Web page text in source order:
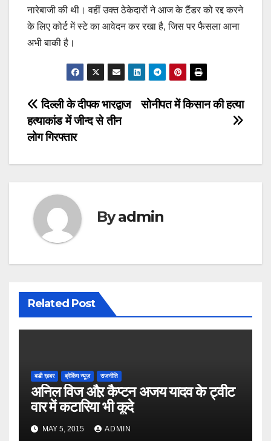
नारेबाजी की थी। वहीं उक्त ठेकेदारों ने आज के टैंडर को रद्द करने
के लिए कोर्ट में स्टे का आवेदन कर रखा है, जिस पर फैसला आना
अभी बाकी है।
Post
navigation
सोनीपत में किसान की हत्या
दिल्ली के दीपक भारद्वाज
हत्याकांड में जीन्द से तीन
लोग गिरफ्तार
Byadmin
Related Post
बडी ख़बर ब्रेकिंग न्यूज़ राजनीति
अनिल विज औऱ कैप्टन अजय यादव के ट्वीट
वार में कटारिया भी कूदे
MAY 5, 2015 ADMIN